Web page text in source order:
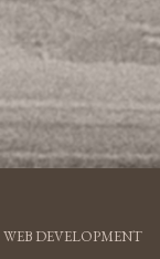
WEB DEVELOPMENT